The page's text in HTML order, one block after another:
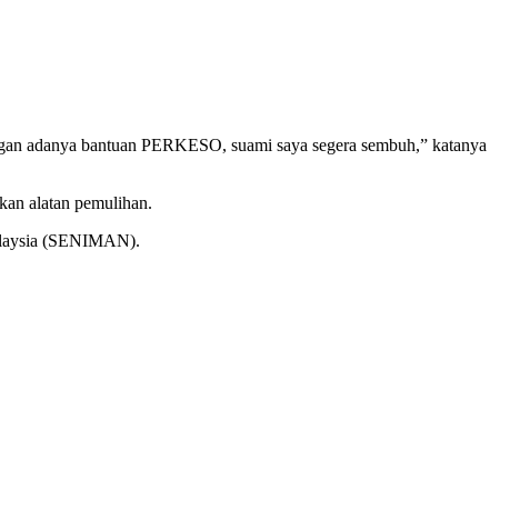
adanya bantuan PERKESO, suami saya segera sembuh,” katanya
alatan pemulihan.
(SENIMAN).